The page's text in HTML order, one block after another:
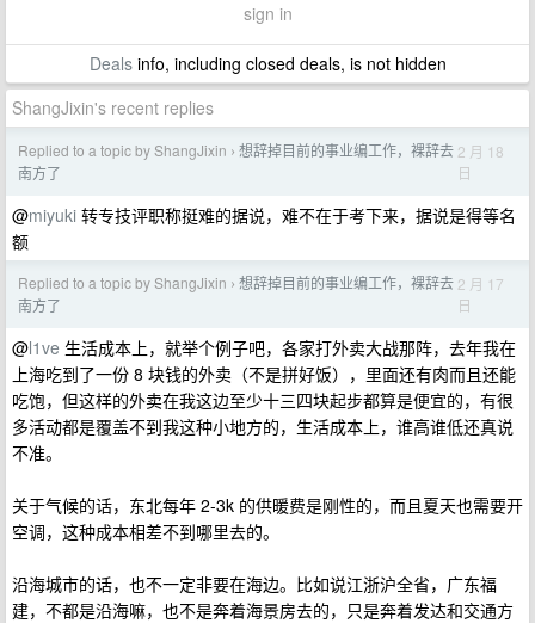
sign in
Dealsinfo, including closed deals, is not hidden
ShangJixin's recent replies
Replied to a topic by ShangJixin › 想辞掉目前的事业编工作，裸辞去
南方了
2 月 18
日
@miyuki 转专技评职称挺难的据说，难不在于考下来，据说是得等名
额
Replied to a topic by ShangJixin › 想辞掉目前的事业编工作，裸辞去
南方了
2 月 17
日
@l1ve 生活成本上，就举个例子吧，各家打外卖大战那阵，去年我在
上海吃到了一份 8 块钱的外卖（不是拼好饭），里面还有肉而且还能
吃饱，但这样的外卖在我这边至少十三四块起步都算是便宜的，有很
多活动都是覆盖不到我这种小地方的，生活成本上，谁高谁低还真说
不准。
关于气候的话，东北每年 2-3k 的供暖费是刚性的，而且夏天也需要开
空调，这种成本相差不到哪里去的。
沿海城市的话，也不一定非要在海边。比如说江浙沪全省，广东福
建，不都是沿海嘛，也不是奔着海景房去的，只是奔着发达和交通方